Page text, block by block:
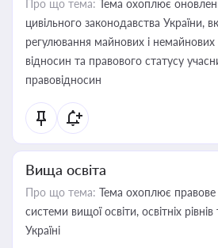
Про що тема: Тема охоплює
цивільного законодавства України,
регулювання майнових і немайнових
відносин та правового статусу
правовідносин
Вища освіта
Про що тема: Тема охоплює правове
системи вищої освіти, освітніх рівнів
Україні